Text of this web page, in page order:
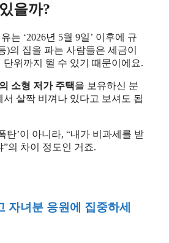
을까?
는 ‘2026년 5월 9일’ 이후에 규
)의 집을 파는 사람들은 세금이
단위까지 뛸 수 있기 때문이에요.
소형 저가 주택을 보유하신 분
살짝 비껴나 있다고 보셔도 됩
탄’이 아니라, “내가 비과세를 받
의 차이 정도인 거죠.
자녀분 응원에 집중하세